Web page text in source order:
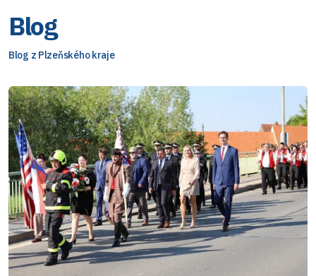
Blog
Blog z Plzeňského kraje